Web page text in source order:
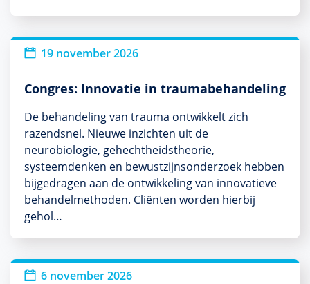
Nieuw19 november 2026
Congres: Innovatie in traumabehandeling
De behandeling van trauma ontwikkelt zich
razendsnel. Nieuwe inzichten uit de
neurobiologie, gehechtheidstheorie,
systeemdenken en bewustzijnsonderzoek hebben
bijgedragen aan de ontwikkeling van innovatieve
behandelmethoden. Cliënten worden hierbij
gehol…
Nieuw6 november 2026